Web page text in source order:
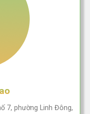
7, phường Linh Đông,